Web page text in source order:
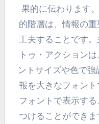
果的に伝わります
的階層は、情報の
工夫することです
トゥ・アクション
ントサイズや色で
報を大きなフォン
フォントで表示す
つけることができ